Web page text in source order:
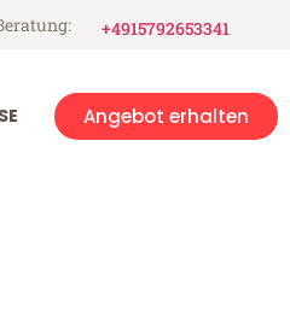
+4915792653341
Angebot erhalten